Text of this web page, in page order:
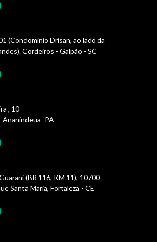
(Condomínio Drisan, ao lado da
Cordeiros - Galpão - SC
, 10
PA
(BR 116, KM 11), 10700
Santa Maria, Fortaleza - CE